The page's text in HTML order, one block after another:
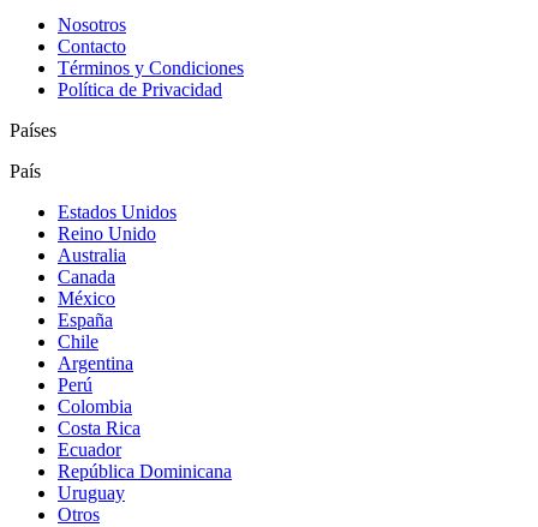
Nosotros
Contacto
Términos y Condiciones
Política de Privacidad
Países
País
Estados Unidos
Reino Unido
Australia
Canada
México
España
Chile
Argentina
Perú
Colombia
Costa Rica
Ecuador
República Dominicana
Uruguay
Otros